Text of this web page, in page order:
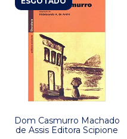
Dom Casmurro Machado
de Assis Editora Scipione